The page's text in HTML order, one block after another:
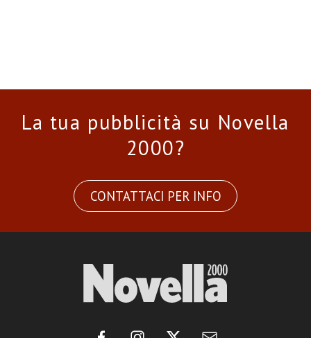
La tua pubblicità su Novella
2000?
CONTATTACI PER INFO